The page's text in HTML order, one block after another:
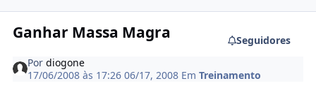
Ganhar Massa Magra
Seguidores
Pordiogone
17/06/2008 às 17:2606/17, 2008 EmTreinamento